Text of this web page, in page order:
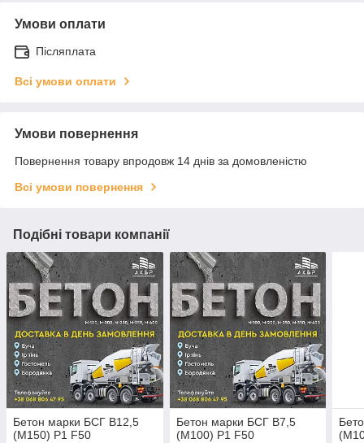
Умови оплати
Післяплата
Всі умови оплати
Умови повернення
Повернення товару впродовж 14 днів за домовленістю
Всі умови повернення
Подібні товари компанії
Бетон марки БСГ В12,5
(М150) P1 F50
Бетон марки БСГ В7,5
(М100) P1 F50